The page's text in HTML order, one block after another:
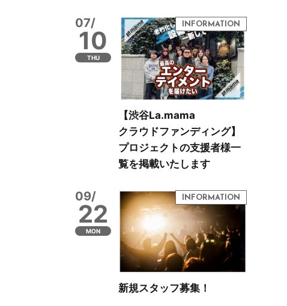
07/
10
THU
【渋谷La.mama
クラウドファンディング】
プロジェクトの支援者様一
覧を掲載いたします
09/
22
MON
新規スタッフ募集！